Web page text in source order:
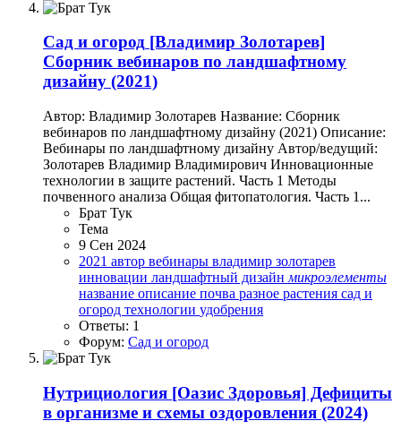
Сад и огород [Владимир Золотарев]
Сборник вебинаров по ландшафтному
дизайну (2021)
Автор: Владимир Золотарев Название: Сборник
вебинаров по ландшафтному дизайну (2021) Описание:
Вебинары по ландшафтному дизайну Автор/ведущий:
Золотарев Владимир Владимирович Инновационные
технологии в защите растений. Часть 1 Методы
почвенного анализа Общая фитопатология. Часть 1...
Брат Тук
Тема
9 Сен 2024
2021 автор вебинары владимир золотарев
инновации ландшафтный дизайн микроэлементы
название описание почва разное растения сад и
огород технологии удобрения
Ответы: 1
Форум: Сад и огород
Нутрициология [Оазис Здоровья] Дефициты
в организме и схемы оздоровления (2024)